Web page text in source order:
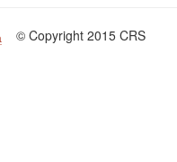
© Copyright 2015 CRS